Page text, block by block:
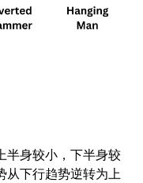
半身较小，下半身较
从下行趋势逆转为上